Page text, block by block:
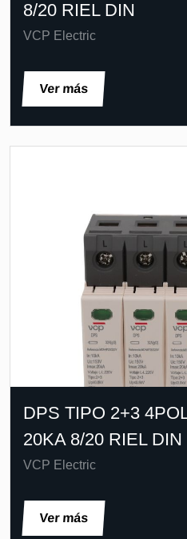
8/20 RIEL DIN
VCP Electric
Ver más
DPS TIPO 2+3
20KA 8/20 RIEL DIN
VCP Electric
Ver más